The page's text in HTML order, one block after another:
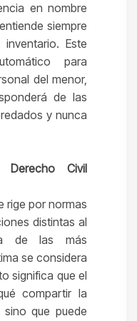
en nombre
siempre
Este
para
del menor,
de las
y nunca
Derecho Civil
rige por normas
distintas al
de las más
se considera
significa que el
compartir la
que puede